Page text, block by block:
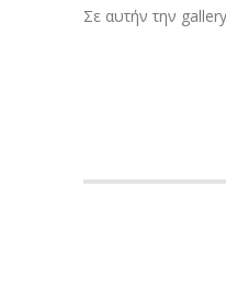
Σε αυτήν την